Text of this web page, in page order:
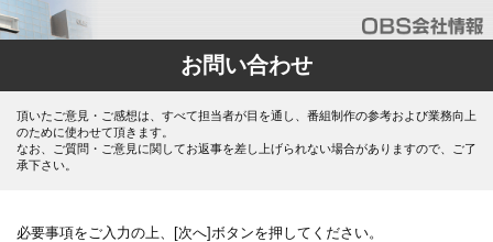
お問い合わせ
頂いたご意見・ご感想は、すべて担当者が目を通し、番組制作の参考および業務向上
のために使わせて頂きます。
なお、ご質問・ご意見に関してお返事を差し上げられない場合がありますので、ご了
承下さい。
必要事項をご入力の上、[次へ]ボタンを押してください。